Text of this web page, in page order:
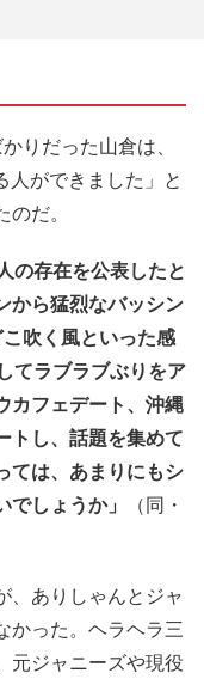
りだった山倉は、
人ができました」と
だ。
の存在を公表したと
から猛烈なバッシン
吹く風といった感
てラブラブぶりをア
カフェデート、沖縄
トし、話題を集めて
ては、あまりにもシ
しょうか」
（同・
ありしゃんとジャ
かった。ヘラヘラ三
元ジャニーズや現役